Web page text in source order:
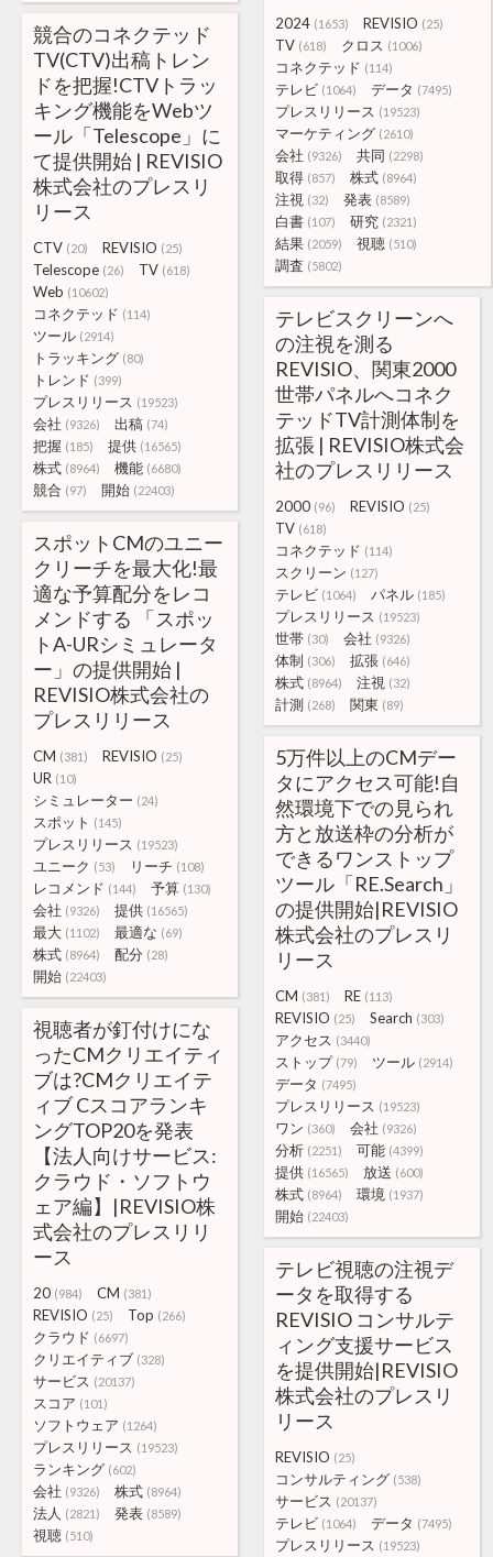
2024 (1653) REVISIO (25)
TV (618) クロス (1006)
コネクテッド (114)
テレビ (1064) データ (7495)
プレスリリース (19523)
マーケティング (2610)
会社 (9326) 共同 (2298)
取得 (857) 株式 (8964)
注視 (32) 発表 (8589)
白書 (107) 研究 (2321)
結果 (2059) 視聴 (510)
調査 (5802)
競合のコネクテッド
TV(CTV)出稿トレン
ドを把握!CTVトラッ
キング機能をWebツ
ール「Telescope」に
て提供開始 | REVISIO
株式会社のプレスリ
リース
CTV (20) REVISIO (25)
Telescope (26) TV (618)
Web (10602)
コネクテッド (114)
ツール (2914)
トラッキング (80)
トレンド (399)
プレスリリース (19523)
会社 (9326) 出稿 (74)
把握 (185) 提供 (16565)
株式 (8964) 機能 (6680)
競合 (97) 開始 (22403)
テレビスクリーンへ
の注視を測る
REVISIO、関東2000
世帯パネルへコネク
テッドTV計測体制を
拡張 | REVISIO株式会
社のプレスリリース
2000 (96) REVISIO (25)
TV (618)
コネクテッド (114)
スクリーン (127)
テレビ (1064) パネル (185)
プレスリリース (19523)
世帯 (30) 会社 (9326)
体制 (306) 拡張 (646)
株式 (8964) 注視 (32)
計測 (268) 関東 (89)
スポットCMのユニー
クリーチを最大化!最
適な予算配分をレコ
メンドする 「スポッ
トA-URシミュレータ
ー」の提供開始 |
REVISIO株式会社の
プレスリリース
CM (381) REVISIO (25)
UR (10)
シミュレーター (24)
スポット (145)
プレスリリース (19523)
ユニーク (53) リーチ (108)
レコメンド (144) 予算 (130)
会社 (9326) 提供 (16565)
最大 (1102) 最適な (69)
株式 (8964) 配分 (28)
開始 (22403)
5万件以上のCMデー
タにアクセス可能!自
然環境下での見られ
方と放送枠の分析が
できるワンストップ
ツール「RE.Search」
の提供開始|REVISIO
株式会社のプレスリ
リース
CM (381) RE (113)
REVISIO (25) Search (303)
アクセス (3440)
ストップ (79) ツール (2914)
データ (7495)
プレスリリース (19523)
ワン (360) 会社 (9326)
分析 (2251) 可能 (4399)
提供 (16565) 放送 (600)
株式 (8964) 環境 (1937)
開始 (22403)
視聴者が釘付けにな
ったCMクリエイティ
ブは?CMクリエイテ
ィブ Cスコアランキ
ングTOP20を発表
【法人向けサービス:
クラウド・ソフトウ
ェア編】|REVISIO株
式会社のプレスリリ
ース
20 (984) CM (381)
REVISIO (25) Top (266)
クラウド (6697)
クリエイティブ (328)
サービス (20137)
スコア (101)
ソフトウェア (1264)
プレスリリース (19523)
ランキング (602)
会社 (9326) 株式 (8964)
法人 (2821) 発表 (8589)
視聴 (510)
テレビ視聴の注視デ
ータを取得する
REVISIO コンサルテ
ィング支援サービス
を提供開始|REVISIO
株式会社のプレスリ
リース
REVISIO (25)
コンサルティング (538)
サービス (20137)
テレビ (1064) データ (7495)
プレスリリース (19523)